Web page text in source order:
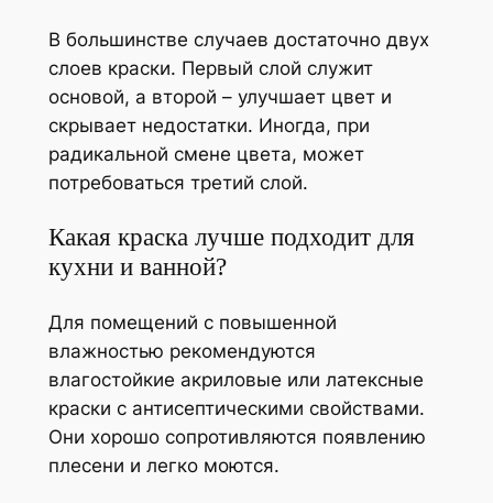
В большинстве случаев достаточно двух
слоев краски. Первый слой служит
основой, а второй – улучшает цвет и
скрывает недостатки. Иногда, при
радикальной смене цвета, может
потребоваться третий слой.
Какая краска лучше подходит для
кухни и ванной?
Для помещений с повышенной
влажностью рекомендуются
влагостойкие акриловые или латексные
краски с антисептическими свойствами.
Они хорошо сопротивляются появлению
плесени и легко моются.